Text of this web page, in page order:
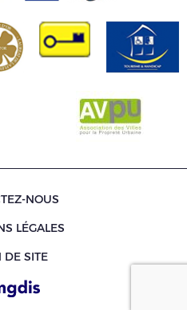
NOUS
LÉGALES
DE SITE